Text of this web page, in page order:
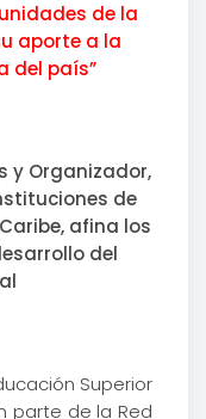
de la
aporte a la
del país”
y Organizador,
de
afina los
del
Superior
parte de la Red